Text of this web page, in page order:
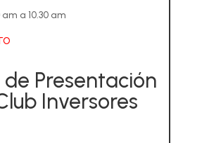
am a 10.30 am
de Presentación
Inversores